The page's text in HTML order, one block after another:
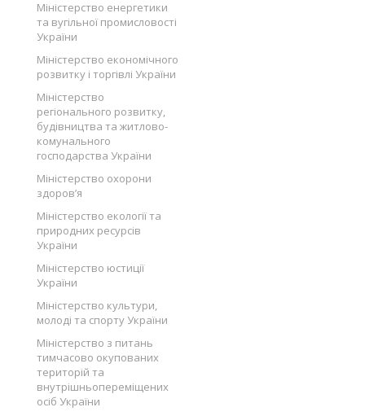
Міністерство енергетики
та вугільної промисловості
України
Міністерство економічного
розвитку і торгівлі України
Міністерство
регіонального розвитку,
будівництва та житлово-
комунального
господарства України
Міністерство охорони
здоров’я
Міністерство екології та
природних ресурсів
України
Міністерство юстиції
України
Міністерство культури,
молоді та спорту України
Міністерство з питань
тимчасово окупованих
територій та
внутрішньопереміщених
осіб України